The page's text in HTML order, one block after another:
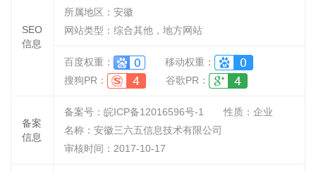
SEO
信息
所属地区：安徽
网站类型：综合其他，地方网站
百度权重：
移动权重：
搜狗PR：
谷歌PR：
备案
信息
备案号：皖ICP备12016596号-1 性质： 企业
名称： 安徽三六五信息技术有限公司
审核时间： 2017-10-17